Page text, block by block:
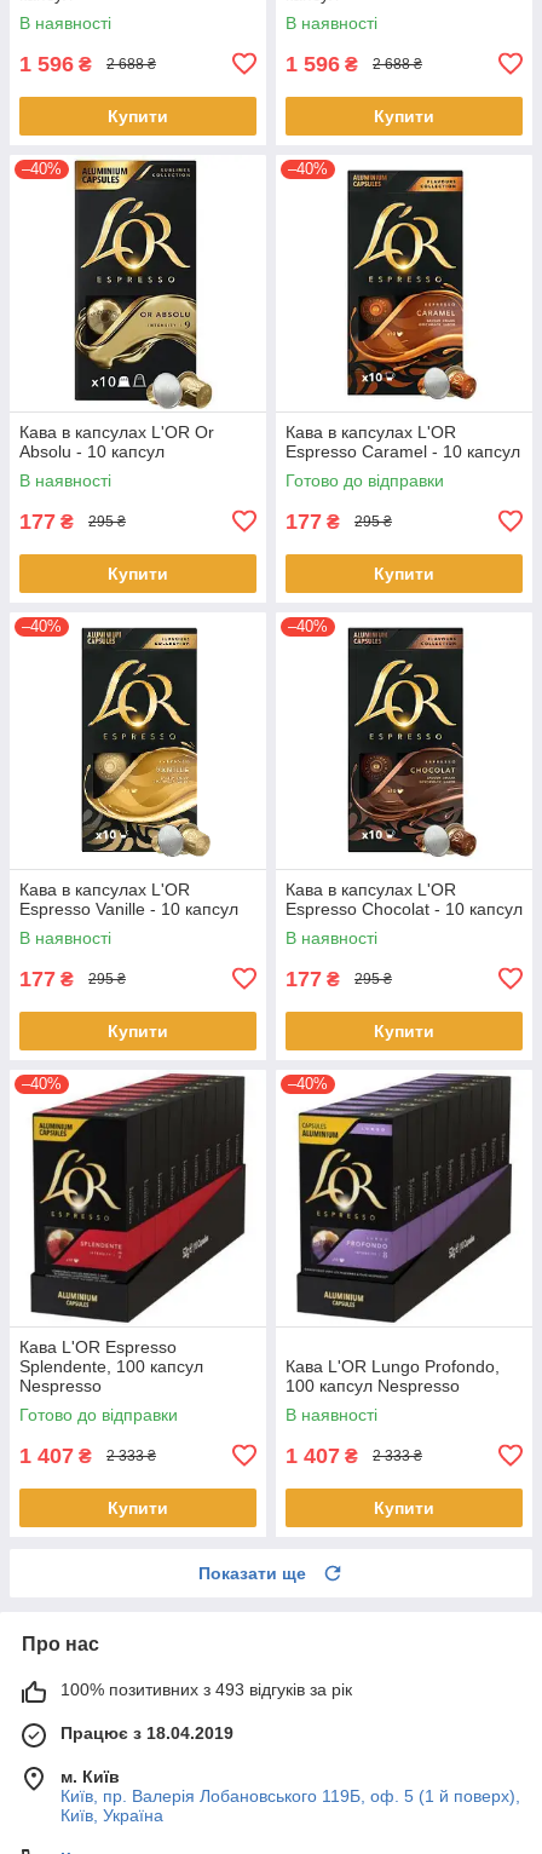
В наявності
1 596 ₴ 2 688 ₴
Купити
В наявності
1 596 ₴ 2 688 ₴
Купити
–40%
Кава в капсулах L'OR Or
Absolu - 10 капсул
В наявності
177 ₴ 295 ₴
Купити
–40%
Кава в капсулах L'OR
Espresso Caramel - 10 капсул
Готово до відправки
177 ₴ 295 ₴
Купити
–40%
Кава в капсулах L'OR
Espresso Vanille - 10 капсул
В наявності
177 ₴ 295 ₴
Купити
–40%
Кава в капсулах L'OR
Espresso Chocolat - 10 капсул
В наявності
177 ₴ 295 ₴
Купити
–40%
Кава L'OR Espresso
Splendente, 100 капсул
Nespresso
Готово до відправки
1 407 ₴ 2 333 ₴
Купити
–40%
Кава L'OR Lungo Profondo,
100 капсул Nespresso
В наявності
1 407 ₴ 2 333 ₴
Купити
Показати ще
Про нас
100% позитивних з 493 відгуків за рік
Працює з 18.04.2019
м. Київ
Київ, пр. Валерія Лобановського 119Б, оф. 5 (1 й поверх),
Київ, Україна